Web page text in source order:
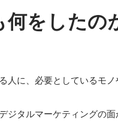
をしたの
人に、必要としているモ
ジタルマーケティングの